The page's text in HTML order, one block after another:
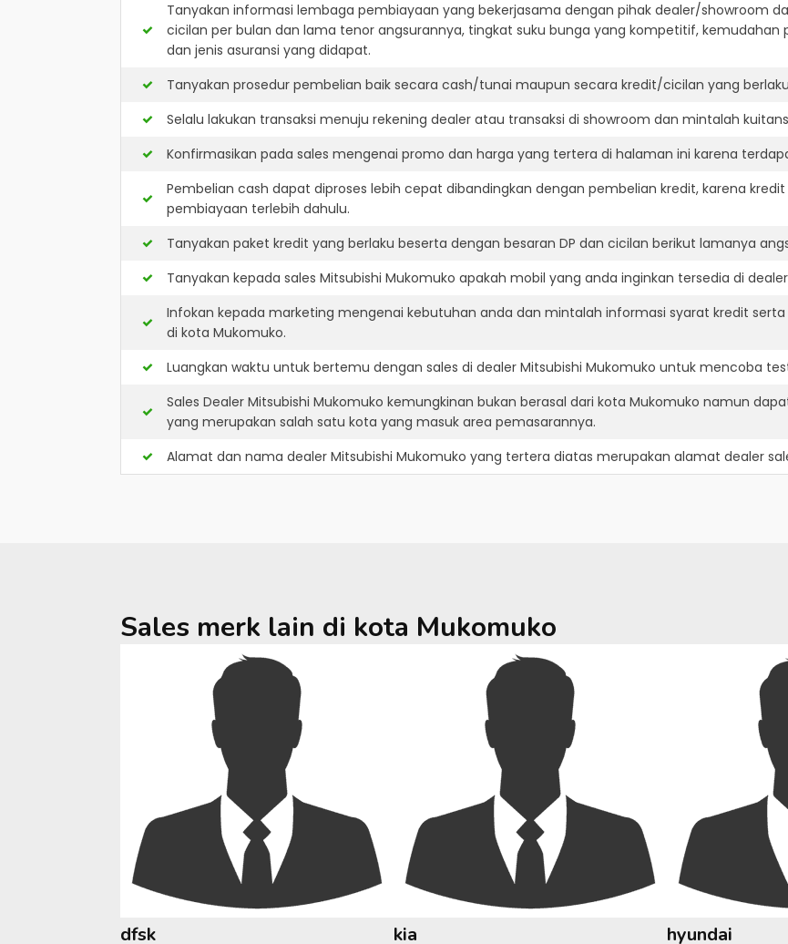
Tanyakan informasi lembaga pembiayaan yang bekerjasama dengan pihak dealer/showroom
cicilan per bulan dan lama tenor angsurannya, tingkat suku bunga yang kompetitif,
dan jenis asuransi yang didapat.
Tanyakan prosedur pembelian baik secara cash/tunai maupun secara kredit/cicilan yang
Selalu lakukan transaksi menuju rekening dealer atau transaksi di showroom dan mintalah
Konfirmasikan pada sales mengenai promo dan harga yang tertera di halaman ini karena
Pembelian cash dapat diproses lebih cepat dibandingkan dengan pembelian kredit, karena
pembiayaan terlebih dahulu.
Tanyakan paket kredit yang berlaku beserta dengan besaran DP dan cicilan berikut lamanya
Tanyakan kepada sales Mitsubishi Mukomuko apakah mobil yang anda inginkan tersedia di
Infokan kepada marketing mengenai kebutuhan anda dan mintalah informasi syarat kredit
di kota Mukomuko.
Luangkan waktu untuk bertemu dengan sales di dealer Mitsubishi Mukomuko untuk mencoba
Sales Dealer Mitsubishi Mukomuko kemungkinan bukan berasal dari kota Mukomuko namun
yang merupakan salah satu kota yang masuk area pemasarannya.
Alamat dan nama dealer Mitsubishi Mukomuko yang tertera diatas merupakan alamat dealer
Sales merk lain di kota Mukomuko
dfsk kia hyundai